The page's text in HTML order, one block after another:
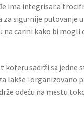
ima integrisana
za sigurnije putovanje
na carini kako bi mogli
koferu sadrži sa jedne
lakše i organizovano
odeću na mestu